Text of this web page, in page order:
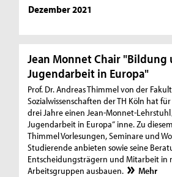
Dezember 2021
Jean Monnet Chair "Bildung
Jugendarbeit in Europa"
Prof. Dr. Andreas Thimmel von der
Sozialwissenschaften der TH Köln hat
drei Jahre einen Jean-Monnet-
Jugendarbeit in Europa“ inne. Zu
Thimmel Vorlesungen, Seminare und
Studierende anbieten sowie seine
Entscheidungsträgern und Mitarbeit in
Arbeitsgruppen ausbauen.
Mehr